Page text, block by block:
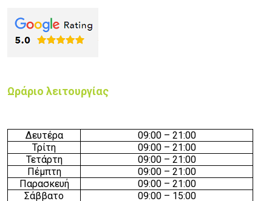
Ωράριο λειτουργίας
Δευτέρα
09:00 – 21:00
Τρίτη
09:00 – 21:00
Τετάρτη
09:00 – 21:00
Πέμπτη
09:00 – 21:00
Παρασκευή
09:00 – 21:00
Σάββατο
09:00 – 15:00